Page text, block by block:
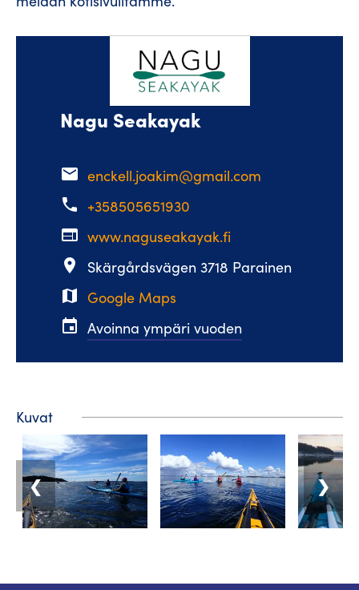
Nagu Seakayak
email enckell.joakim@gmail.com
phone +358505651930
web www.naguseakayak.fi
place
Skärgårdsvägen 3718 Parainen
map Google Maps
event Avoinna ympäri vuoden
Kuvat
❮ ❯